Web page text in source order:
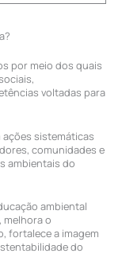
por meio dos quais
voltadas para
ações sistemáticas
comunidades e
ambientais do
ambiental
melhora o
fortalece a imagem
do